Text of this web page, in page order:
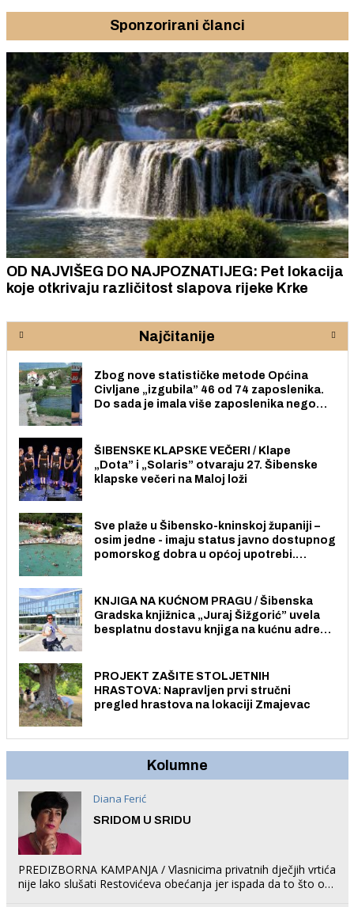
Sponzorirani članci
OD NAJVIŠEG DO NAJPOZNATIJEG: Pet lokacija
koje otkrivaju različitost slapova rijeke Krke
Najčitanije
Zbog nove statističke metode Općina
Civljane „izgubila” 46 od 74 zaposlenika.
Do sada je imala više zaposlenika nego
ŠIBENSKE KLAPSKE VEČERI / Klape
„Dota” i „Solaris” otvaraju 27. Šibenske
klapske večeri na Maloj loži
Sve plaže u Šibensko-kninskoj županiji –
osim jedne - imaju status javno dostupnog
pomorskog dobra u općoj upotrebi.
KNJIGA NA KUĆNOM PRAGU / Šibenska
Gradska knjižnica „Juraj Šižgorić” uvela
besplatnu dostavu knjiga na kućnu adresu
PROJEKT ZAŠITE STOLJETNIH
HRASTOVA: Napravljen prvi stručni
pregled hrastova na lokaciji Zmajevac
Kolumne
Diana Ferić
SRIDOM U SRIDU
PREDIZBORNA KAMPANJA / Vlasnicima privatnih dječjih vrtića
nije lako slušati Restovićeva obećanja jer ispada da to što oni